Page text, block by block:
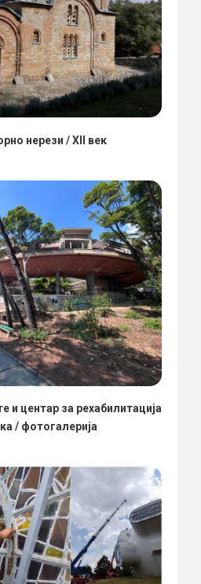
нерези / XII век
и центар за рехабилитација
/ фотогалерија